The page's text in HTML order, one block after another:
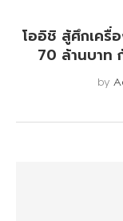
โออิชิ สู้ศึกเครื่
70 ล้านบาท
by